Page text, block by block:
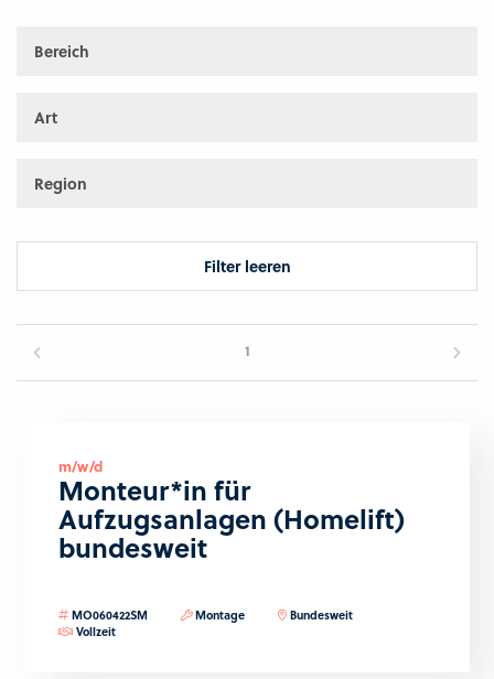
Bereich
Art
Region
Filter leeren
1
m/w/d
Monteur*in für
Aufzugsanlagen (Homelift)
bundesweit
MO060422SM Montage
Bundesweit
Vollzeit